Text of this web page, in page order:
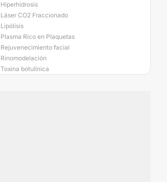
Hiperhidrosis
Láser CO2 Fraccionado
Lipólisis
Plasma Rico en Plaquetas
Rejuvenecimiento facial
Rinomodelación
Toxina botulínica